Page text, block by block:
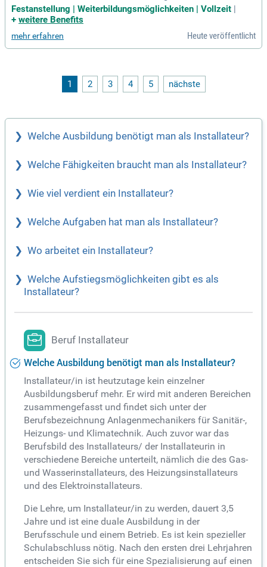
Festanstellung | Weiterbildungsmöglichkeiten | Vollzeit |
+ weitere Benefits
mehr erfahren Heute veröffentlicht
1 2 3 4 5 nächste
Welche Ausbildung benötigt man als Installateur?
Welche Fähigkeiten braucht man als Installateur?
Wie viel verdient ein Installateur?
Welche Aufgaben hat man als Installateur?
Wo arbeitet ein Installateur?
Welche Aufstiegsmöglichkeiten gibt es als
Installateur?
Beruf Installateur
Welche Ausbildung benötigt man als Installateur?
Installateur/in ist heutzutage kein einzelner
Ausbildungsberuf mehr. Er wird mit anderen Bereichen
zusammengefasst und findet sich unter der
Berufsbezeichnung Anlagenmechanikers für Sanitär-,
Heizungs- und Klimatechnik. Auch zuvor war das
Berufsbild des Installateurs/ der Installateurin in
verschiedene Bereiche unterteilt, nämlich die des Gas-
und Wasserinstallateurs, des Heizungsinstallateurs
und des Elektroinstallateurs.
Die Lehre, um Installateur/in zu werden, dauert 3,5
Jahre und ist eine duale Ausbildung in der
Berufsschule und einem Betrieb. Es ist kein spezieller
Schulabschluss nötig. Nach den ersten drei Lehrjahren
entscheiden Sie sich für eine Spezialisierung auf einen